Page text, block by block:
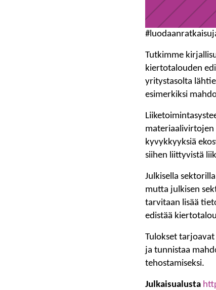
Tutkimme
kiertotalouden
yritystasolta
esimerkiksi
materiaalivirtojen
kyvykkyyksiä
siihen liittyvistä
Julkisella
mutta julkisen
tarvitaan lisää
edistää
Tulokset
ja tunnistaa
tehostamiseksi.
Julkaisualusta